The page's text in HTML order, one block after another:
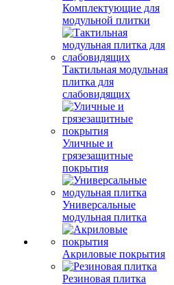
Комплектующие для
модульной плитки
Тактильная модульная
плитка для
слабовидящих
Уличные и
грязезащитные
покрытия
Универсальные
модульная плитка
Акриловые покрытия
Резиновая плитка